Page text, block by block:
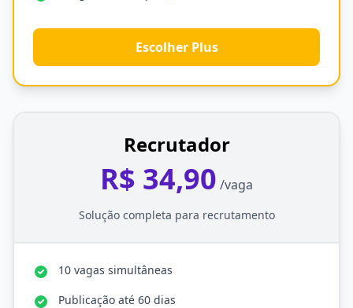
Escolher Plus
Recrutador
R$ 34,90 /vaga
Solução completa para recrutamento
10 vagas simultâneas
Publicação até 60 dias